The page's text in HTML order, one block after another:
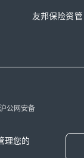
理您的
友邦保险资管
沪公网安备